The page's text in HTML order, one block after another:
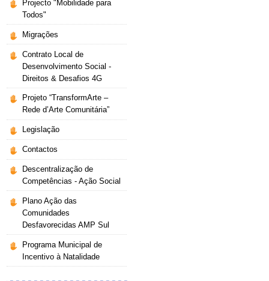
Projecto "Mobilidade para
Todos"
Migrações
Contrato Local de
Desenvolvimento Social -
Direitos & Desafios 4G
Projeto “TransformArte –
Rede d’Arte Comunitária”
Legislação
Contactos
Descentralização de
Competências - Ação Social
Plano Ação das
Comunidades
Desfavorecidas AMP Sul
Programa Municipal de
Incentivo à Natalidade